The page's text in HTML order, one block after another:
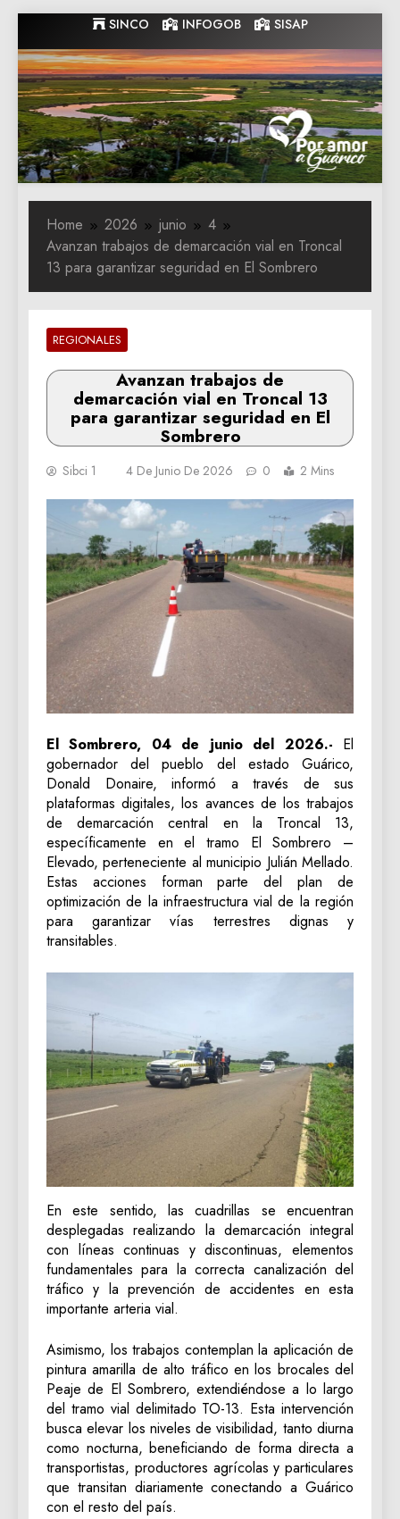
to
content
SINCO INFOGOB SISAP
Gobernacion
de Guarico
Gobernacion de Guarico
Home 2026 junio
4
Avanzan trabajos de demarcación vial en Troncal
13 para garantizar seguridad en El Sombrero
REGIONALES
Avanzan trabajos de
demarcación vial en Troncal 13
para garantizar seguridad en El
Sombrero
Sibci 1 4 De Junio De 2026 0 2 Mins
El Sombrero, 04 de junio del 2026.- El
gobernador del pueblo del estado Guárico,
Donald Donaire, informó a través de sus
plataformas digitales, los avances de los trabajos
de demarcación central en la Troncal 13,
específicamente en el tramo El Sombrero –
Elevado, perteneciente al municipio Julián Mellado.
Estas acciones forman parte del plan de
optimización de la infraestructura vial de la región
para garantizar vías terrestres dignas y
transitables.
En este sentido, las cuadrillas se encuentran
desplegadas realizando la demarcación integral
con líneas continuas y discontinuas, elementos
fundamentales para la correcta canalización del
tráfico y la prevención de accidentes en esta
importante arteria vial.
Asimismo, los trabajos contemplan la aplicación de
pintura amarilla de alto tráfico en los brocales del
Peaje de El Sombrero, extendiéndose a lo largo
del tramo vial delimitado TO-13. Esta intervención
busca elevar los niveles de visibilidad, tanto diurna
como nocturna, beneficiando de forma directa a
transportistas, productores agrícolas y particulares
que transitan diariamente conectando a Guárico
con el resto del país.